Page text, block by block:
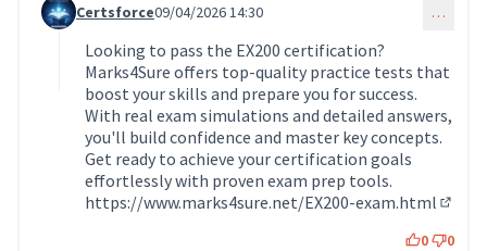
Commentaire 1807 (réponse au commentaire 1542)
Certsforce09/04/2026 14:30 …
Looking to pass the EX200 certification?
Marks4Sure offers top-quality practice tests that
boost your skills and prepare you for success.
With real exam simulations and detailed answers,
you'll build confidence and master key concepts.
Get ready to achieve your certification goals
effortlessly with proven exam prep tools.
https://www.marks4sure.net/EX200-exam.html
0 0